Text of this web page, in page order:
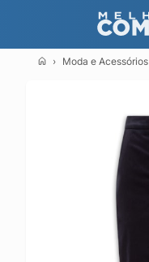
Moda e Acessórios